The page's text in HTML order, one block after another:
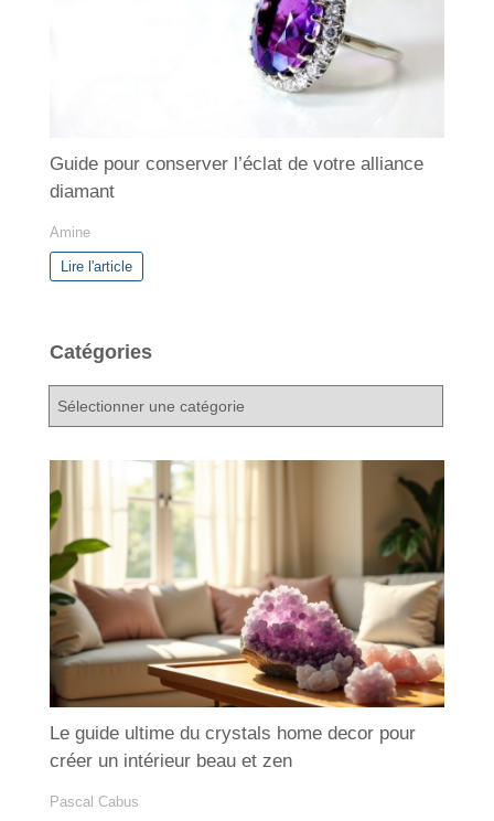
Guide pour conserver l’éclat de votre alliance
diamant
Amine
Lire l'article
Catégories
t
o
e
s
Le guide ultime du crystals home decor pour
créer un intérieur beau et zen
Pascal Cabus